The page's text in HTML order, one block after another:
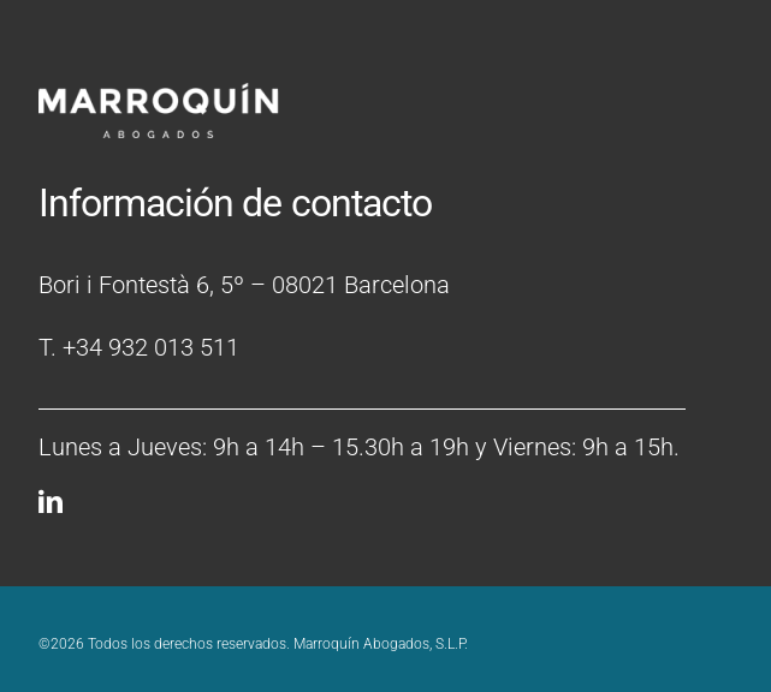
Información de contacto
Bori i Fontestà 6, 5º – 08021 Barcelona
T. +34 932 013 511
Lunes a Jueves: 9h a 14h – 15.30h a 19h y Viernes: 9h a 15h.
©2026 Todos los derechos reservados. Marroquín Abogados, S.L.P.